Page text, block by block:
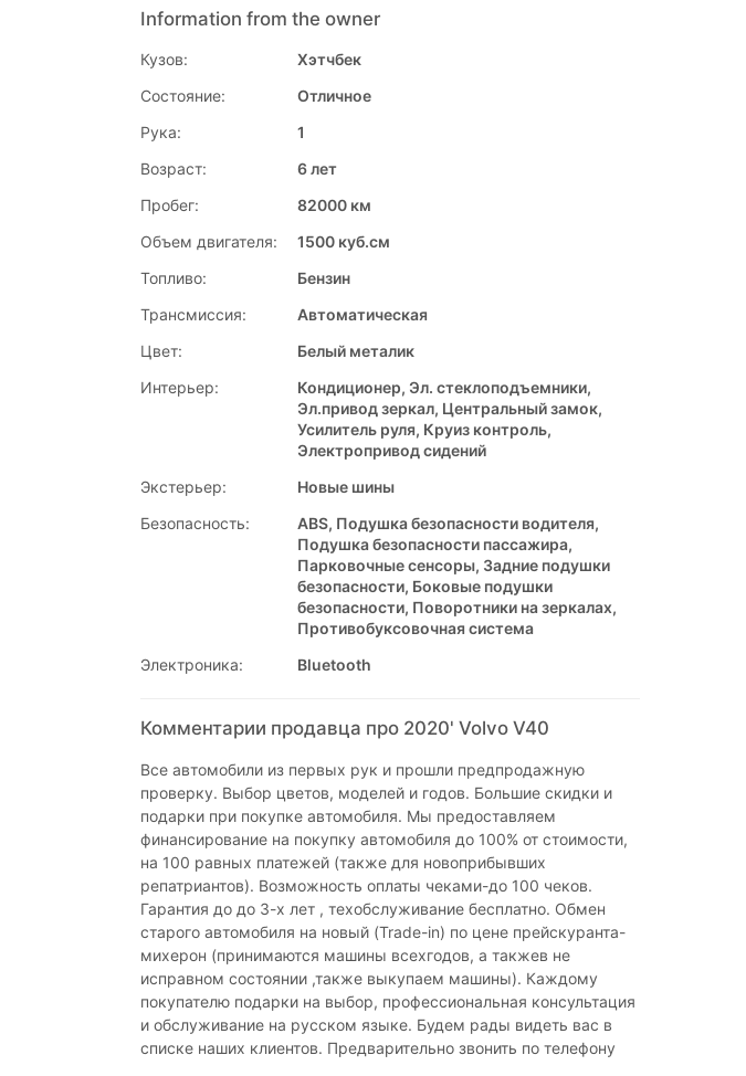
Information from the owner
Кузов:
Хэтчбек
Состояние:
Отличное
Рука:
1
Возраст:
6 лет
Пробег:
82000 км
Объем двигателя:
1500 куб.см
Топливо:
Бензин
Трансмиссия:
Автоматическая
Цвет:
Белый металик
Интерьер:
Кондиционер, Эл. стеклоподъемники,
Эл.привод зеркал, Центральный замок,
Усилитель руля, Круиз контроль,
Электропривод сидений
Экстерьер:
Новые шины
Безопасность:
ABS, Подушка безопасности водителя,
Подушка безопасности пассажира,
Парковочные сенсоры, Задние подушки
безопасности, Боковые подушки
безопасности, Поворотники на зеркалах,
Противобуксовочная система
Электроника:
Bluetooth
Комментарии продавца про 2020' Volvo V40
Все автомобили из первых рук и прошли предпродажную
проверку. Выбор цветов, моделей и годов. Большие скидки и
подарки при покупке автомобиля. Мы предоставляем
финансирование на покупку автомобиля до 100% от стоимости,
на 100 равных платежей (также для новоприбывших
репатриантов). Возможность оплаты чеками-до 100 чеков.
Гарантия до до 3-х лет , техобслуживание бесплатно. Обмен
старого автомобиля на новый (Trade-in) по цене прейскуранта-
михерон (принимаются машины всехгодов, а такжев не
исправном состоянии ,также выкупаем машины). Каждому
покупателю подарки на выбор, профессиональная консультация
и обслуживание на русском языке. Будем рады видеть вас в
списке наших клиентов. Предварительно звонить по телефону